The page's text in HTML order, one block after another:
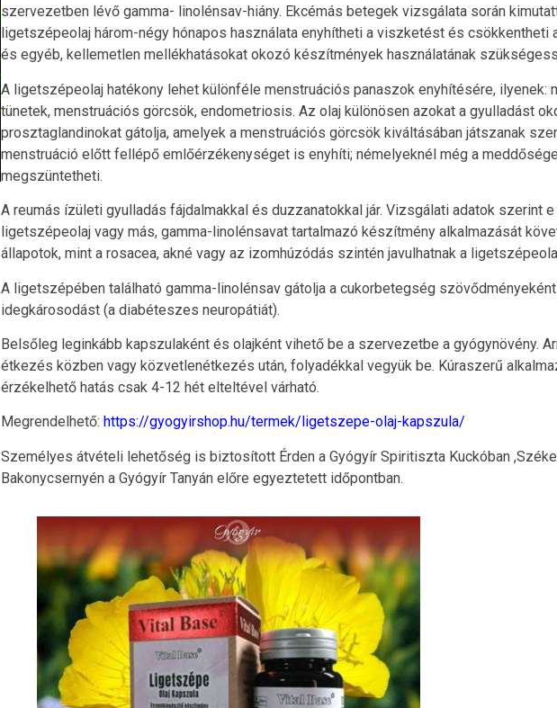
szervezetben lévő gamma- linolénsav-hiány. Ekcémás betegek vizsgálata során
ligetszépeolaj három-négy hónapos használata enyhítheti a viszketést és csökkentheti
és egyéb, kellemetlen mellékhatásokat okozó készítmények használatának
A ligetszépeolaj hatékony lehet különféle menstruációs panaszok enyhítésére, ilyenek:
tünetek, menstruációs görcsök, endometriosis. Az olaj különösen azokat a gyulladást
prosztaglandinokat gátolja, amelyek a menstruációs görcsök kiváltásában játszanak
menstruáció előtt fellépő emlőérzékenységet is enyhíti; némelyeknél még a
megszüntetheti.
A reumás ízületi gyulladás fájdalmakkal és duzzanatokkal jár. Vizsgálati adatok szerint
ligetszépeolaj vagy más, gamma-linolénsavat tartalmazó készítmény alkalmazását
állapotok, mint a rosacea, akné vagy az izomhúzódás szintén javulhatnak a
A ligetszépében található gamma-linolénsav gátolja a cukorbetegség
idegkárosodást (a diabéteszes neuropátiát).
Belsőleg leginkább kapszulaként és olajként vihető be a szervezetbe a gyógynövény.
étkezés közben vagy közvetlenétkezés után, folyadékkal vegyük be. Kúraszerű
érzékelhető hatás csak 4-12 hét elteltével várható.
Megrendelhető: https://gyogyirshop.hu/termek/ligetszepe-olaj-kapszula/
Személyes átvételi lehetőség is biztosított Érden a Gyógyír Spiritiszta Kuckóban
Bakonycsernyén a Gyógyír Tanyán előre egyeztetett időpontban.